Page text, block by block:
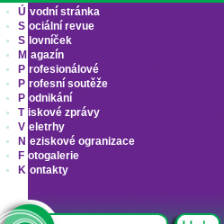
Ú vodní stránka
S ociální revue
S lovníček
M agazín
P rofesionálové
P rofesní soutěže
P odnikání
T iskové zprávy
V eletrhy
N eziskové ogranizace
F otogalerie
K ontakty